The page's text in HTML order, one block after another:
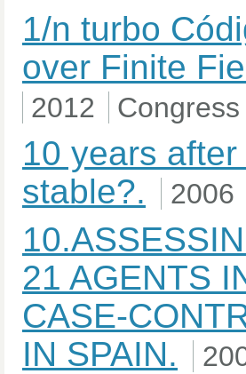
1/n turbo
over Finite
2012
10 years
stable?.
2006
21 AGENTS
CASE-
IN SPAIN.